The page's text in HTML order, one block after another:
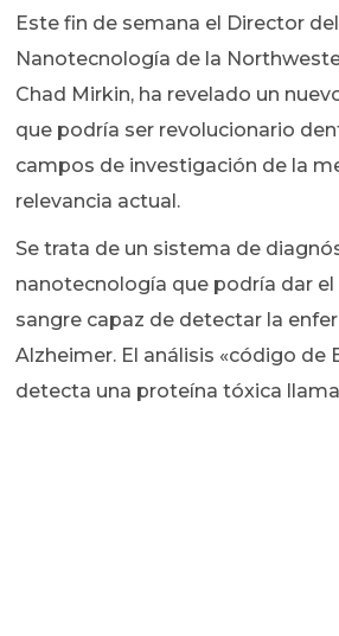
Este fin de semana el Director
Nanotecnología de la
Chad Mirkin, ha revelado un
que podría ser revolucionario
campos de investigación de la
relevancia actual.
Se trata de un sistema de
nanotecnología que podría dar
sangre capaz de detectar la
Alzheimer. El análisis «código de
detecta una proteína tóxica